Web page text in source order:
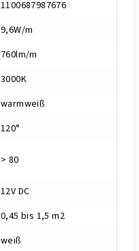
1100687987676
9,6W/m
760lm/m
3000K
warmweiß
120°
> 80
12V DC
0,45 bis 1,5 m2
weiß